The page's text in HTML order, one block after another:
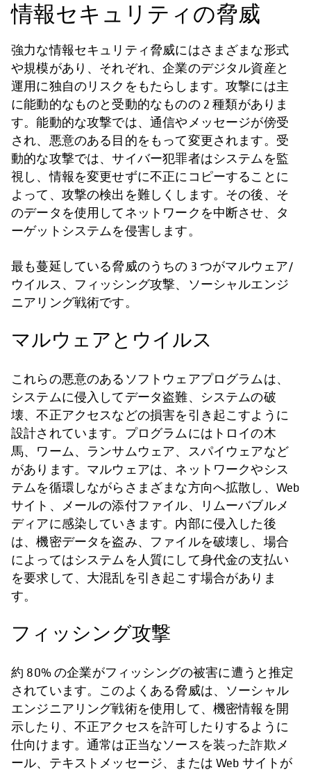
情報セキュリティの脅威
強力な情報セキュリティ脅威にはさまざまな形式
や規模があり、それぞれ、企業のデジタル資産と
運用に独自のリスクをもたらします。攻撃には主
に能動的なものと受動的なものの 2 種類がありま
す。能動的な攻撃では、通信やメッセージが傍受
され、悪意のある目的をもって変更されます。受
動的な攻撃では、サイバー犯罪者はシステムを監
視し、情報を変更せずに不正にコピーすることに
よって、攻撃の検出を難しくします。その後、そ
のデータを使用してネットワークを中断させ、タ
ーゲットシステムを侵害します。
最も蔓延している脅威のうちの 3 つがマルウェア/
ウイルス、フィッシング攻撃、ソーシャルエンジ
ニアリング戦術です。
マルウェアとウイルス
これらの悪意のあるソフトウェアプログラムは、
システムに侵入してデータ盗難、システムの破
壊、不正アクセスなどの損害を引き起こすように
設計されています。プログラムにはトロイの木
馬、ワーム、ランサムウェア、スパイウェアなど
があります。マルウェアは、ネットワークやシス
テムを循環しながらさまざまな方向へ拡散し、Web
サイト、メールの添付ファイル、リムーバブルメ
ディアに感染していきます。内部に侵入した後
は、機密データを盗み、ファイルを破壊し、場合
によってはシステムを人質にして身代金の支払い
を要求して、大混乱を引き起こす場合がありま
す。
フィッシング攻撃
約 80% の企業がフィッシングの被害に遭うと推定
されています。このよくある脅威は、ソーシャル
エンジニアリング戦術を使用して、機密情報を開
示したり、不正アクセスを許可したりするように
仕向けます。通常は正当なソースを装った詐欺メ
ール、テキストメッセージ、または Web サイトが